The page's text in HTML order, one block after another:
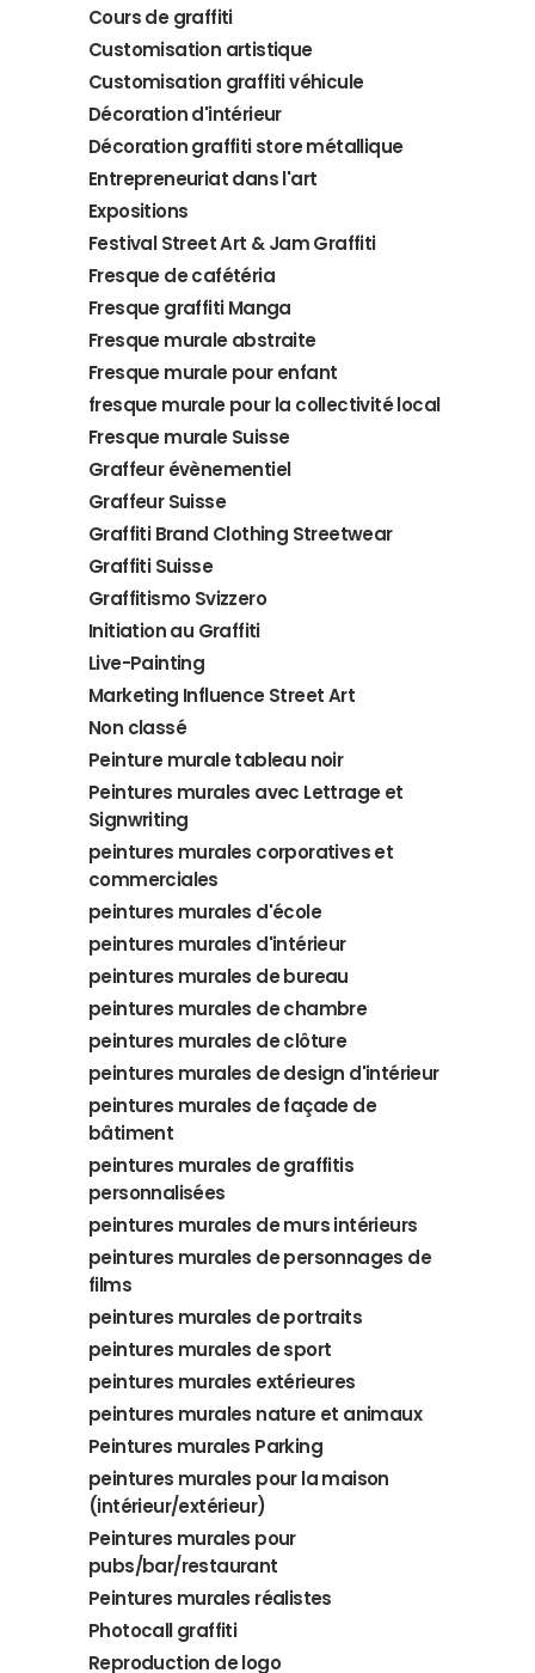
Cours de graffiti
Customisation artistique
Customisation graffiti véhicule
Décoration d'intérieur
Décoration graffiti store métallique
Entrepreneuriat dans l'art
Expositions
Festival Street Art & Jam Graffiti
Fresque de cafétéria
Fresque graffiti Manga
Fresque murale abstraite
Fresque murale pour enfant
fresque murale pour la collectivité local
Fresque murale Suisse
Graffeur évènementiel
Graffeur Suisse
Graffiti Brand Clothing Streetwear
Graffiti Suisse
Graffitismo Svizzero
Initiation au Graffiti
Live-Painting
Marketing Influence Street Art
Non classé
Peinture murale tableau noir
Peintures murales avec Lettrage et
Signwriting
peintures murales corporatives et
commerciales
peintures murales d'école
peintures murales d'intérieur
peintures murales de bureau
peintures murales de chambre
peintures murales de clôture
peintures murales de design d'intérieur
peintures murales de façade de
bâtiment
peintures murales de graffitis
personnalisées
peintures murales de murs intérieurs
peintures murales de personnages de
films
peintures murales de portraits
peintures murales de sport
peintures murales extérieures
peintures murales nature et animaux
Peintures murales Parking
peintures murales pour la maison
(intérieur/extérieur)
Peintures murales pour
pubs/bar/restaurant
Peintures murales réalistes
Photocall graffiti
Reproduction de logo